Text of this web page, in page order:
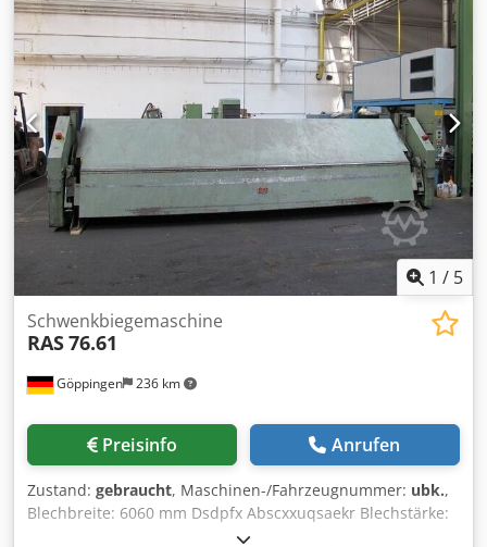
1 / 5
Göppingen 236 km
Schwenkbiegemaschine
RAS76.61
Preisinfo Anrufen
Zustand: gebraucht, Maschinen-/Fahrzeugnummer: ubk.,
Blechbreite: 6060 mm Dsdpfx Abscxxuqsaekr Blechstärke:
2 mm Gesamtleistungsbedarf: 7,5 kW Maschinengewicht